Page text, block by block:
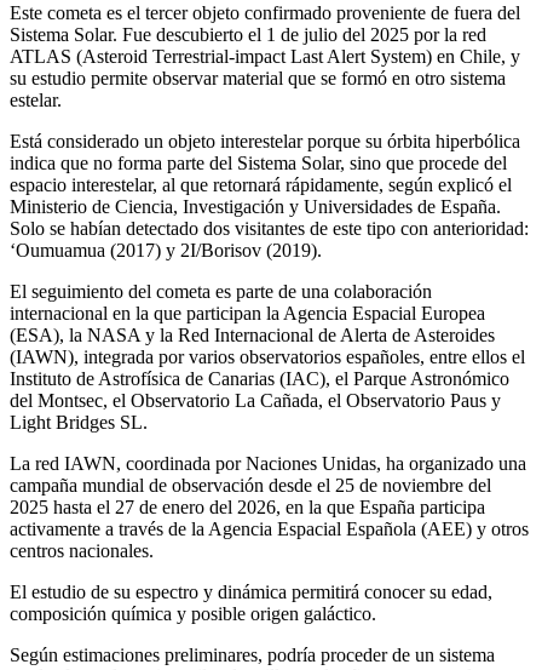
Este cometa es el tercer objeto confirmado proveniente de fuera del
Sistema Solar. Fue descubierto el 1 de julio del 2025 por la red
ATLAS (Asteroid Terrestrial-impact Last Alert System) en Chile, y
su estudio permite observar material que se formó en otro sistema
estelar.
Está considerado un objeto interestelar porque su órbita hiperbólica
indica que no forma parte del Sistema Solar, sino que procede del
espacio interestelar, al que retornará rápidamente, según explicó el
Ministerio de Ciencia, Investigación y Universidades de España.
Solo se habían detectado dos visitantes de este tipo con anterioridad:
‘Oumuamua (2017) y 2I/Borisov (2019).
El seguimiento del cometa es parte de una colaboración
internacional en la que participan la Agencia Espacial Europea
(ESA), la NASA y la Red Internacional de Alerta de Asteroides
(IAWN), integrada por varios observatorios españoles, entre ellos el
Instituto de Astrofísica de Canarias (IAC), el Parque Astronómico
del Montsec, el Observatorio La Cañada, el Observatorio Paus y
Light Bridges SL.
La red IAWN, coordinada por Naciones Unidas, ha organizado una
campaña mundial de observación desde el 25 de noviembre del
2025 hasta el 27 de enero del 2026, en la que España participa
activamente a través de la Agencia Espacial Española (AEE) y otros
centros nacionales.
El estudio de su espectro y dinámica permitirá conocer su edad,
composición química y posible origen galáctico.
Según estimaciones preliminares, podría proceder de un sistema